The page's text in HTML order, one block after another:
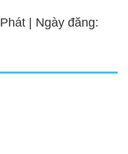
| Ngày đăng: